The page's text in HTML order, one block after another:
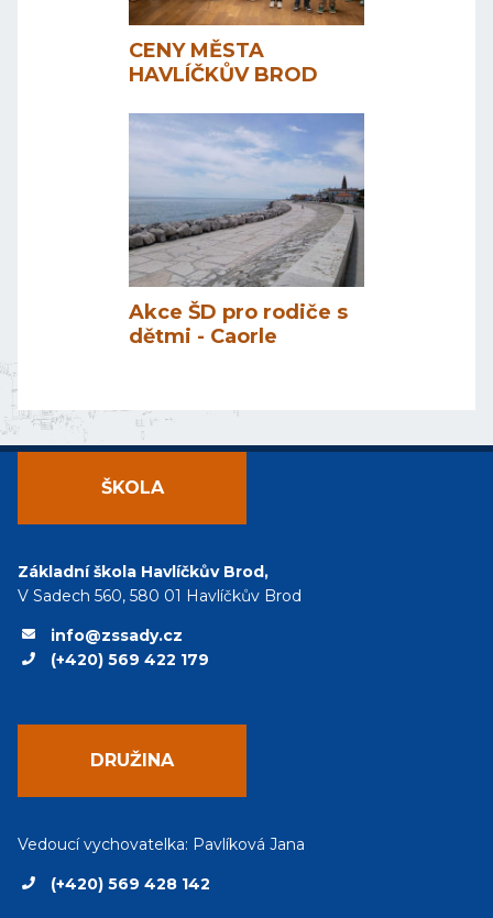
CENY MĚSTA
HAVLÍČKŮV BROD
Akce ŠD pro rodiče s
dětmi - Caorle
ŠKOLA
Základní škola Havlíčkův Brod,
V Sadech 560, 580 01 Havlíčkův Brod
info@zssady.cz
(+420) 569 422 179
DRUŽINA
Vedoucí vychovatelka: Pavlíková Jana
(+420) 569 428 142